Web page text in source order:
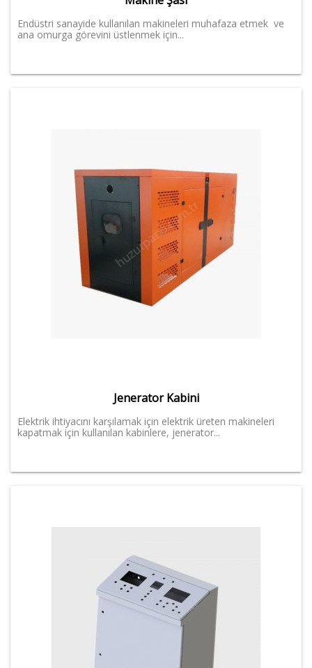
Endüstri sanayide kullanılan makineleri muhafaza etmek ve
ana omurga görevini üstlenmek için...
Jenerator Kabini
Elektrik ihtiyacını karşılamak için elektrik üreten makineleri
kapatmak için kullanılan kabinlere, jenerator...